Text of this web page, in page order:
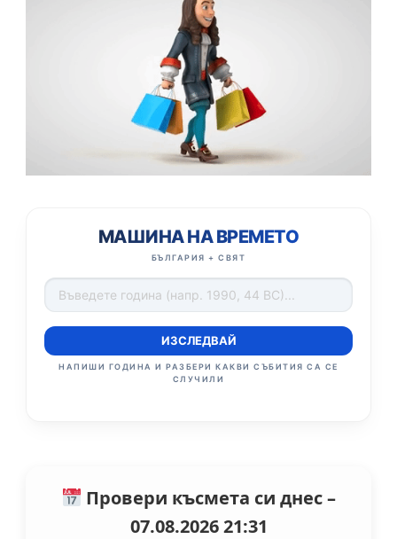
МАШИНА НА ВРЕМЕТО
БЪЛГАРИЯ + СВЯТ
ИЗСЛЕДВАЙ
НАПИШИ ГОДИНА И РАЗБЕРИ КАКВИ СЪБИТИЯ СА СЕ
СЛУЧИЛИ
Провери късмета си днес –
07.08.2026 21:31